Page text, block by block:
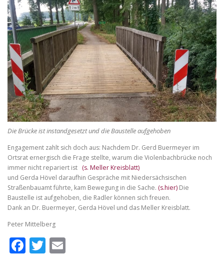
o
n
t
s
i
z
e
.
o
n
t
s
i
z
e
.
a
s
e
f
o
n
t
s
i
z
e
.
Die Brücke ist instandgesetzt und die Baustelle aufgehoben
Engagement zahlt sich doch aus: Nachdem Dr. Gerd Buermeyer im
Ortsrat ernergisch die Frage stellte, warum die Violenbachbrücke noch
immer nicht repariert ist (s. Meller Kreisblatt)
und Gerda Hövel daraufhin Gespräche mit Niedersächsischen
Straßenbauamt führte, kam Bewegung in die Sache. (s.hier) Die
Baustelle ist aufgehoben, die Radler können sich freuen.
Dank an Dr. Buermeyer, Gerda Hövel und das Meller Kreisblatt.
Peter Mittelberg
Facebook
Twitter